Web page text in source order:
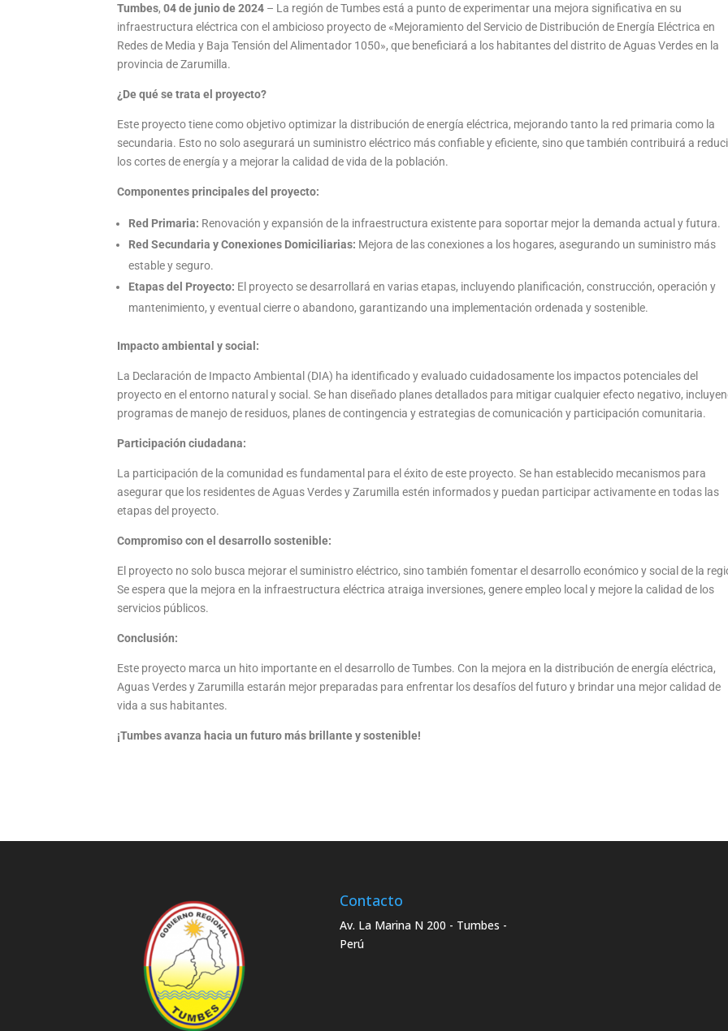
Tumbes, 04 de junio de 2024 – La región de Tumbes está a punto de experimentar una mejora significativa en su
infraestructura eléctrica con el ambicioso proyecto de «Mejoramiento del Servicio de Distribución de Energía Eléctrica en
Redes de Media y Baja Tensión del Alimentador 1050», que beneficiará a los habitantes del distrito de Aguas Verdes en la
provincia de Zarumilla.
¿De qué se trata el proyecto?
Este proyecto tiene como objetivo optimizar la distribución de energía eléctrica, mejorando tanto la red primaria como la
secundaria. Esto no solo asegurará un suministro eléctrico más confiable y eficiente, sino que también contribuirá a
los cortes de energía y a mejorar la calidad de vida de la población.
Componentes principales del proyecto:
Red Primaria: Renovación y expansión de la infraestructura existente para soportar mejor la demanda actual y futura.
Red Secundaria y Conexiones Domiciliarias: Mejora de las conexiones a los hogares, asegurando un suministro más
estable y seguro.
Etapas del Proyecto: El proyecto se desarrollará en varias etapas, incluyendo planificación, construcción, operación y
mantenimiento, y eventual cierre o abandono, garantizando una implementación ordenada y sostenible.
Impacto ambiental y social:
La Declaración de Impacto Ambiental (DIA) ha identificado y evaluado cuidadosamente los impactos potenciales del
proyecto en el entorno natural y social. Se han diseñado planes detallados para mitigar cualquier efecto negativo,
programas de manejo de residuos, planes de contingencia y estrategias de comunicación y participación comunitaria.
Participación ciudadana:
La participación de la comunidad es fundamental para el éxito de este proyecto. Se han establecido mecanismos para
asegurar que los residentes de Aguas Verdes y Zarumilla estén informados y puedan participar activamente en todas las
etapas del proyecto.
Compromiso con el desarrollo sostenible:
El proyecto no solo busca mejorar el suministro eléctrico, sino también fomentar el desarrollo económico y social de la
Se espera que la mejora en la infraestructura eléctrica atraiga inversiones, genere empleo local y mejore la calidad de los
servicios públicos.
Conclusión:
Este proyecto marca un hito importante en el desarrollo de Tumbes. Con la mejora en la distribución de energía eléctrica,
Aguas Verdes y Zarumilla estarán mejor preparadas para enfrentar los desafíos del futuro y brindar una mejor calidad de
vida a sus habitantes.
¡Tumbes avanza hacia un futuro más brillante y sostenible!
Contacto
Av. La Marina N 200 - Tumbes -
Perú